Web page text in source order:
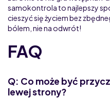
samokontrola to najlepszy
cieszyć się życiem bez
bólem, nie na odwrót!
FAQ
Q: Co może być
lewej strony?